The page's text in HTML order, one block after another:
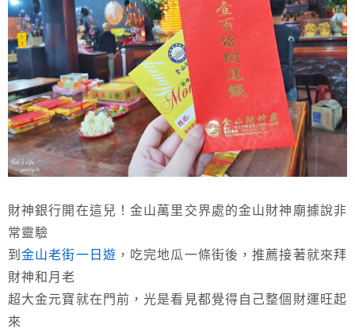
財神銀行開在這兒！金山萬里交界處的金山財神廟據說非
常靈驗
到金山老街一日遊 ，吃完地瓜一條街後，推薦接著就來拜
財神和月老
超大金元寶就在門前，光是看見都覺得自己整個財運旺起
來